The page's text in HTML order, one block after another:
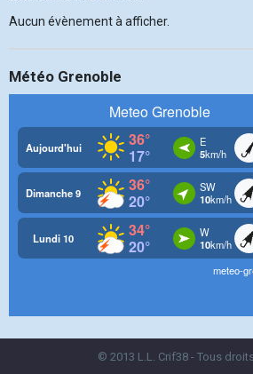
Aucun évènement à afficher.
Météo Grenoble
© 2013 L.L. Crif38 - Tous